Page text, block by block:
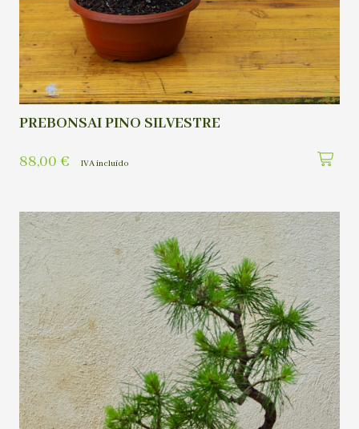
PREBONSAI PINO SILVESTRE
88,00 € IVA incluído